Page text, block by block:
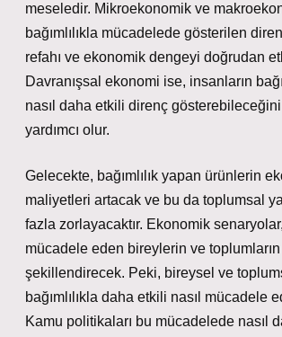
meseledir. Mikroekonomik ve
bağımlılıkla mücadelede gösterilen
refahı ve ekonomik dengeyi doğrudan
Davranışsal ekonomi ise, insanların
nasıl daha etkili direnç
yardımcı olur.
Gelecekte, bağımlılık yapan ürünlerin
maliyetleri artacak ve bu da toplumsal
fazla zorlayacaktır. Ekonomik senaryolar,
mücadele eden bireylerin ve
şekillendirecek. Peki, bireysel ve
bağımlılıkla daha etkili nasıl mücadele
Kamu politikaları bu mücadelede nasıl